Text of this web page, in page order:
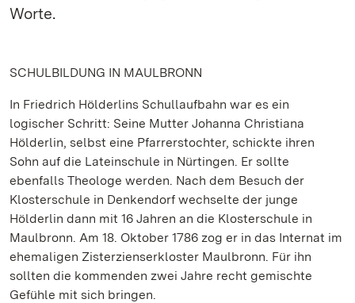
Worte.
SCHULBILDUNG IN MAULBRONN
In Friedrich Hölderlins Schullaufbahn war es ein
logischer Schritt: Seine Mutter Johanna Christiana
Hölderlin, selbst eine Pfarrerstochter, schickte ihren
Sohn auf die Lateinschule in Nürtingen. Er sollte
ebenfalls Theologe werden. Nach dem Besuch der
Klosterschule in Denkendorf wechselte der junge
Hölderlin dann mit 16 Jahren an die Klosterschule in
Maulbronn. Am 18. Oktober 1786 zog er in das Internat im
ehemaligen Zisterzienserkloster Maulbronn. Für ihn
sollten die kommenden zwei Jahre recht gemischte
Gefühle mit sich bringen.